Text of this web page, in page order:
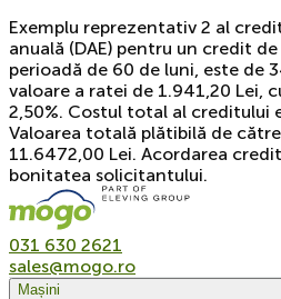
Exemplu reprezentativ 2 al
anuală (DAE) pentru un credit
perioadă de 60 de luni, este de
valoare a ratei de 1.941,20 Lei,
2,50%. Costul total al creditului
Valoarea totală plătibilă de
11.6472,00 Lei. Acordarea
bonitatea solicitantului.
031 630 2621
sales@mogo.ro
Mașini